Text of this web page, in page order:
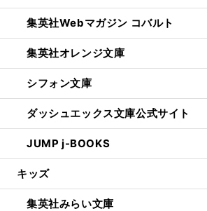
集英社Webマガジン コバルト
集英社オレンジ文庫
シフォン文庫
ダッシュエックス文庫公式サイト
JUMP j-BOOKS
キッズ
集英社みらい文庫